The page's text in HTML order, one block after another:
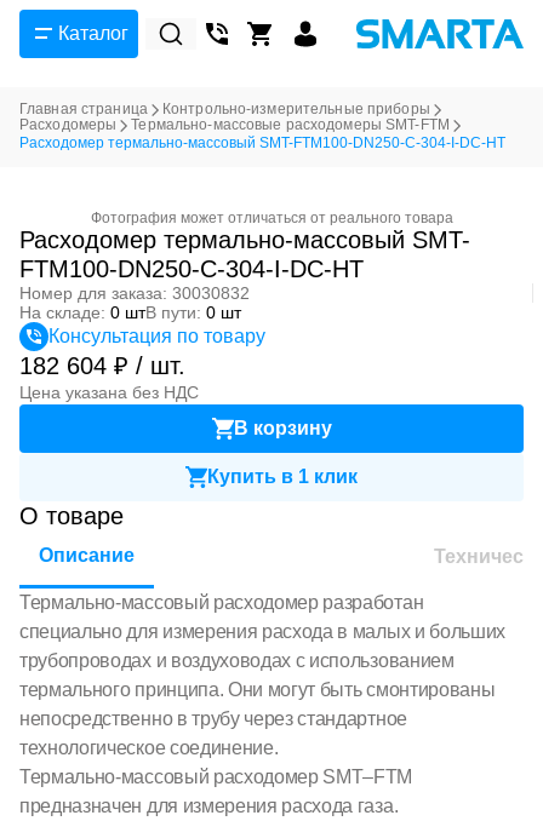
Каталог
Главная страница
Контрольно-измерительные приборы
Расходомеры
Термально-массовые расходомеры SMT-FTM
Расходомер термально-массовый SMT-FTM100-DN250-C-304-I-DC-HT
Фотография может отличаться от реального товара
Расходомер термально-массовый SMT-
FTM100-DN250-C-304-I-DC-HT
Номер для заказа: 30030832
На складе: 0 штВ пути: 0 шт
Консультация по товару
182 604 ₽ / шт.
Цена указана без НДС
В корзину
Купить в 1 клик
О товаре
Описание
Термально-массовый расходомер разработан
специально для измерения расхода в малых и больших
трубопроводах и воздуховодах с использованием
термального принципа. Они могут быть смонтированы
непосредственно в трубу через стандартное
технологическое соединение.
Термально-массовый расходомер SMT–FTM
предназначен для измерения расхода газа.